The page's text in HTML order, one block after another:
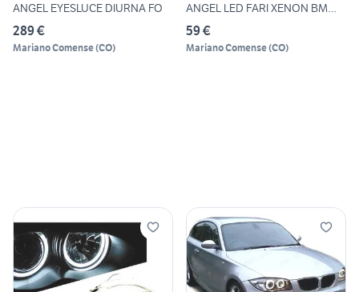
ANGEL EYESLUCE DIURNA FO
289 €
Mariano Comense(CO)
ANGEL LED FARI XENON BMW
E39
59 €
Mariano Comense(CO)